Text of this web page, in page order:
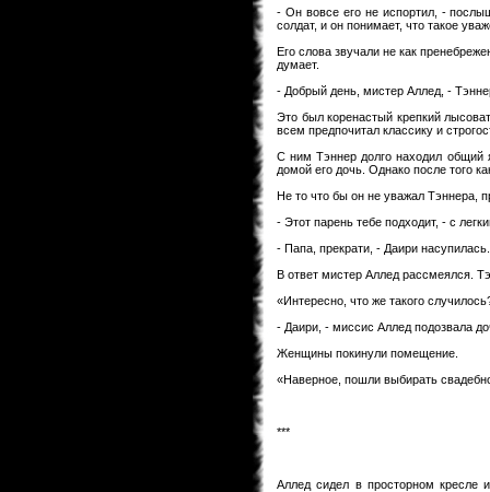
- Он вовсе его не испортил, -
солдат, и он понимает, что такое
Его слова звучали не как
думает.
- Добрый день, мистер Аллед, -
Это был коренастый крепкий
всем предпочитал классику и
С ним Тэннер долго находил общий
домой его дочь. Однако после того
Не то что бы он не уважал Тэннера,
- Этот парень тебе подходит, - с
- Папа, прекрати, - Даири насупилась.
В ответ мистер Аллед рассмеялся.
«Интересно, что же такого
- Даири, - миссис Аллед подозвала
Женщины покинули помещение.
«Наверное, пошли выбирать
***
Аллед сидел в просторном кресле